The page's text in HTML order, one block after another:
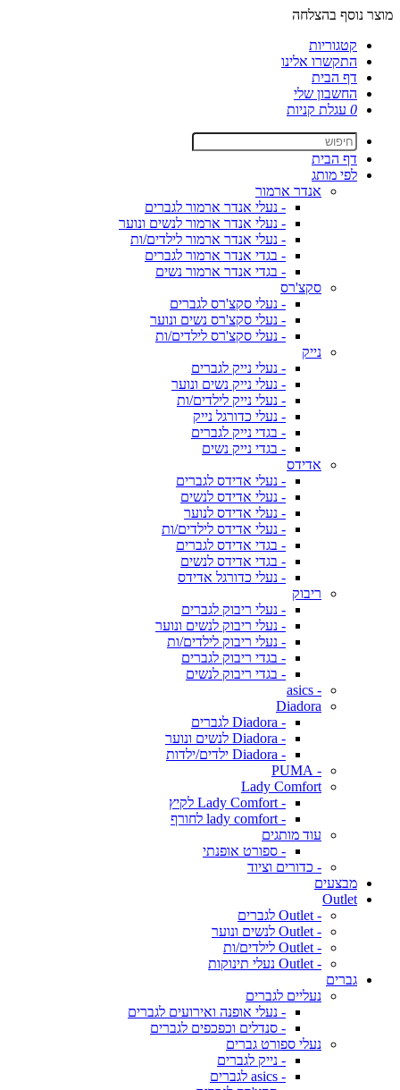
מוצר נוסף בהצלחה
קטגוריות
התקשרו אלינו
דף הבית
החשבון שלי
0 עגלת קניות
דף הבית
לפי מותג
אנדר ארמור
- נעלי אנדר ארמור לגברים
- נעלי אנדר ארמור לנשים ונוער
- נעלי אנדר ארמור לילדים/ות
- בגדי אנדר ארמור לגברים
- בגדי אנדר ארמור נשים
סקצ'רס
- נעלי סקצ'רס לגברים
- נעלי סקצ'רס נשים ונוער
- נעלי סקצ'רס לילדים/ות
נייק
- נעלי נייק לגברים
- נעלי נייק נשים ונוער
- נעלי נייק לילדים/ות
- נעלי כדורגל נייק
- בגדי נייק לגברים
- בגדי נייק נשים
אדידס
- נעלי אדידס לגברים
- נעלי אדידס לנשים
- נעלי אדידס לנוער
- נעלי אדידס לילדים/ות
- בגדי אדידס לגברים
- בגדי אדידס לנשים
- נעלי כדורגל אדידס
ריבוק
- נעלי ריבוק לגברים
- נעלי ריבוק לנשים ונוער
- נעלי ריבוק לילדים/ות
- בגדי ריבוק לגברים
- בגדי ריבוק לנשים
- asics
Diadora
- Diadora לגברים
- Diadora לנשים ונוער
- Diadora ילדים/ילדות
- PUMA
Lady Comfort
- Lady Comfort לקיץ
- lady comfort לחורף
עוד מותגים
- ספורט אופנתי
- כדורים וציוד
מבצעים
Outlet
- Outlet לגברים
- Outlet לנשים ונוער
- Outlet לילדים/ות
- Outlet נעלי תינוקות
גברים
נעליים לגברים
- נעלי אופנה ואירועים לגברים
- סנדלים וכפכפים לגברים
נעלי ספורט גברים
- נייק לגברים
- asics לגברים